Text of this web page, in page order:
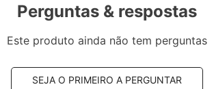
Perguntas & respostas
Este produto ainda não tem perguntas
SEJA O PRIMEIRO A PERGUNTAR